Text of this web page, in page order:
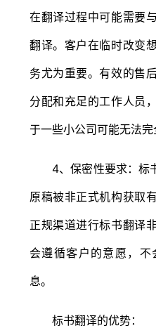
在翻译过程中可能需要
翻译。客户在临时改变
务尤为重要。有效的售
分配和充足的工作人员
于一些小公司可能无法完
4、保密性要求：标
原稿被非正式机构获取
正规渠道进行标书翻译
会遵循客户的意愿，
息。
标书翻译的优势：